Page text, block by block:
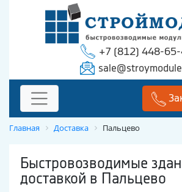
+7 (812) 448-
Главная Доставка Пальцево
Быстровозводимые
доставкой в Пальцево